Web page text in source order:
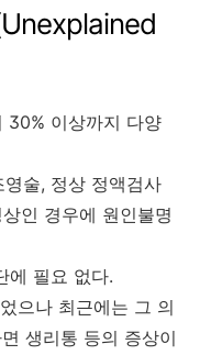
30% 이상까지 다양
술, 정상 정액검사
인 경우에 원인불명
에 필요 없다.
으나 최근에는 그 의
생리통 등의 증상이